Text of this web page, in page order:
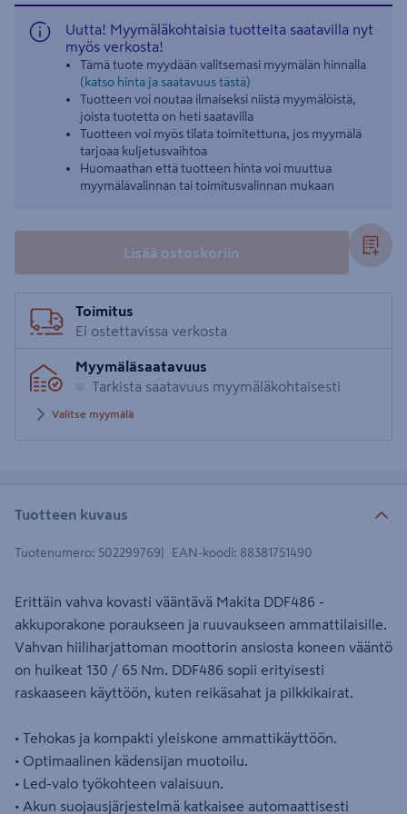
Uutta! Myymäläkohtaisia tuotteita saatavilla nyt
myös verkosta!
Tämä tuote myydään valitsemasi myymälän hinnalla
(katso hinta ja saatavuus tästä)
Tuotteen voi noutaa ilmaiseksi niistä myymälöistä,
joista tuotetta on heti saatavilla
Tuotteen voi myös tilata toimitettuna, jos myymälä
tarjoaa kuljetusvaihtoa
Huomaathan että tuotteen hinta voi muuttua
myymälävalinnan tai toimitusvalinnan mukaan
Lisää ostoskoriin
Toimitus
Ei ostettavissa verkosta
Myymäläsaatavuus
Tarkista saatavuus myymäläkohtaisesti
Valitse myymälä
Tuotteen kuvaus
Tuotenumero: 502299769 EAN-koodi: 88381751490
Erittäin vahva kovasti vääntävä Makita DDF486 -
akkuporakone poraukseen ja ruuvaukseen ammattilaisille.
Vahvan hiiliharjattoman moottorin ansiosta koneen vääntö
on huikeat 130 / 65 Nm. DDF486 sopii erityisesti
raskaaseen käyttöön, kuten reikäsahat ja pilkkikairat.
• Tehokas ja kompakti yleiskone ammattikäyttöön.
• Optimaalinen kädensijan muotoilu.
• Led-valo työkohteen valaisuun.
• Akun suojausjärjestelmä katkaisee automaattisesti